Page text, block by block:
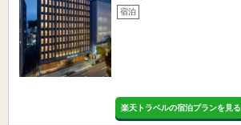
宿泊
楽天トラベルの宿泊プランを見る